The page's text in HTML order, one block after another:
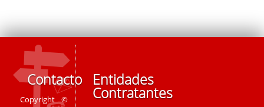
Contacto
Copyright ©
Entidades
Contratantes